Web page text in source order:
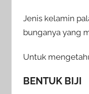
Jenis kelamin
bunganya yang
Untuk
BENTUK BIJI